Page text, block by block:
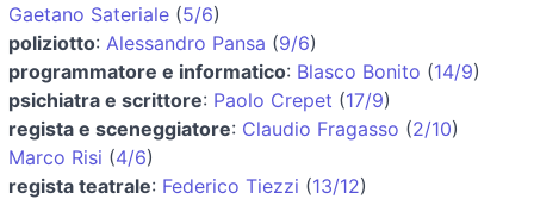
Gaetano Sateriale (5/6)
poliziotto: Alessandro Pansa (9/6)
programmatore e informatico: Blasco Bonito (14/9)
psichiatra e scrittore: Paolo Crepet (17/9)
regista e sceneggiatore: Claudio Fragasso (2/10)
Marco Risi (4/6)
regista teatrale: Federico Tiezzi (13/12)